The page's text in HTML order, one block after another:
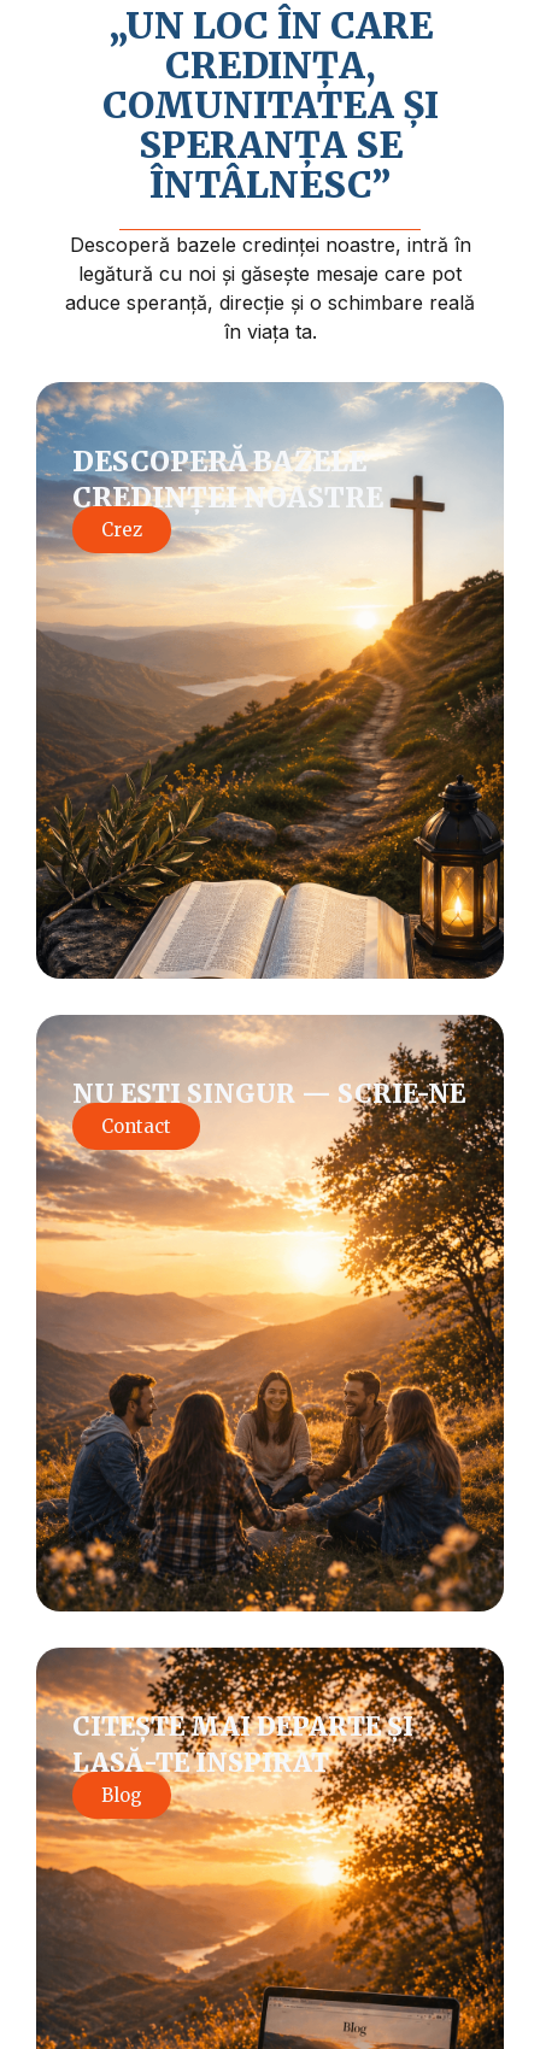
„UN LOC ÎN CARE
CREDINȚA,
COMUNITATEA ȘI
SPERANȚA SE
ÎNTÂLNESC”
Descoperă bazele credinței noastre, intră în
legătură cu noi și găsește mesaje care pot
aduce speranță, direcție și o schimbare reală
în viața ta.
DESCOPERĂ BAZELE
CREDINȚEI NOASTRE
Crez
NU EȘTI SINGUR — SCRIE-NE
Contact
CITEȘTE MAI DEPARTE ȘI
LASĂ-TE INSPIRAT
Blog